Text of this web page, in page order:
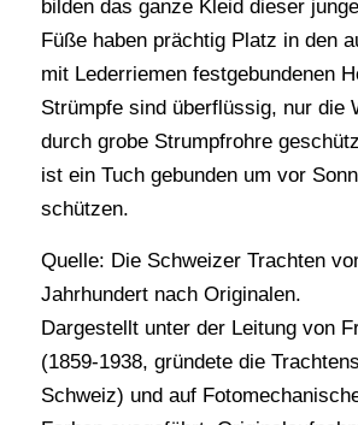
bilden das ganze Kleid dieser
Füße haben prächtig Platz in den
mit Lederriemen festgebundenen
Strümpfe sind überflüssig, nur die
durch grobe Strumpfrohre
ist ein Tuch gebunden um vor
schützen.
Quelle: Die Schweizer Trachten
Jahrhundert nach Originalen.
Dargestellt unter der Leitung von
(1859-1938, gründete die
Schweiz) und auf